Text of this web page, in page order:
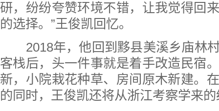
研，纷纷夸赞环境不错，让我觉得回
的选择。”王俊凯回忆。
2018年，他回到黟县美溪乡庙林
客栈后，头一件事就是着手改造民宿
新，小院栽花种草、房间原木新建。
的同时，王俊凯还将从浙江考察学来